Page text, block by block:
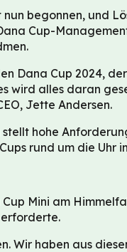
begonnen, und
Cup-
Dana Cup 2024,
wird alles daran
Jette Andersen.
hohe
rund um die Uhr
Mini am
Wir haben aus